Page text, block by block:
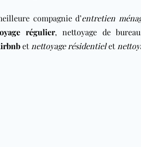
compagnie d’entretien
régulier, nettoyage de bureau
et nettoyage résidentielet